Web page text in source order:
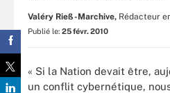
Valéry Rieß-Marchive, Rédacteur
Publié le: 25 févr. 2010
« Si la Nation devait être,
un conflit cybernétique,